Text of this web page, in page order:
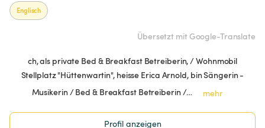
Englisch
Übersetzt mit Google-Translate
ch, als private Bed & Breakfast Betreiberin, / Wohnmobil
Stellplatz "Hüttenwartin", heisse Erica Arnold, bin Sängerin -
Musikerin / Bed & Breakfast Betreiberin /…
mehr
Profil anzeigen